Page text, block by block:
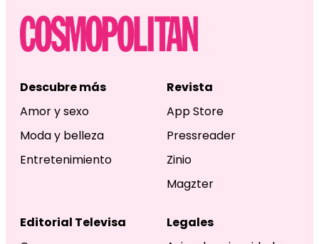
Descubre más
Amor y sexo
Moda y belleza
Entretenimiento
Revista
App Store
Pressreader
Zinio
Magzter
Editorial Televisa
Legales